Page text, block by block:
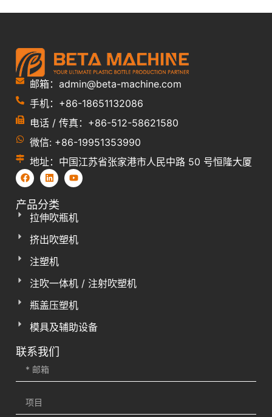
邮箱：admin@beta-machine.com
手机：+86-18651132086
电话 / 传真：+86-512-58621580
微信: +86-19951353990
地址：中国江苏省张家港市人民中路 50 号恒隆大厦
产品分类
拉伸吹瓶机
挤出吹塑机
注塑机
注吹一体机 / 注射吹塑机
瓶盖压塑机
模具及辅助设备
联系我们